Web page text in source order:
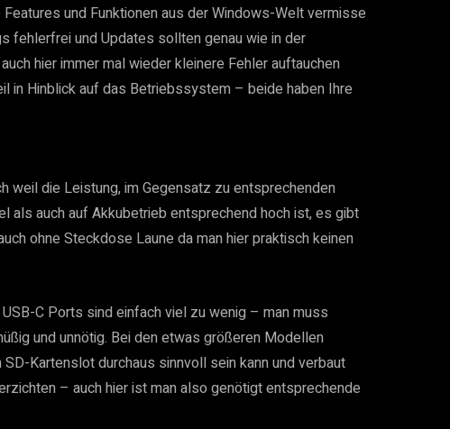
und Funktionen aus der Windows-Welt vermisse
fehlerfrei und Updates sollten genau wie in der
hier immer mal wieder kleinere Fehler auftauchen
in Hinblick auf das Betriebssystem – beide haben Ihre
weil die Leistung, im Gegensatz zu entsprechenden
als auch auf Akkubetrieb entsprechend hoch ist, es gibt
ohne Steckdose Laune da man hier praktisch keinen
C Ports sind einfach viel zu wenig – man muss
und unnötig. Bei den etwas größeren Modellen
Kartenslot durchaus sinnvoll sein kann und verbaut
– auch hier ist man also genötigt entsprechende